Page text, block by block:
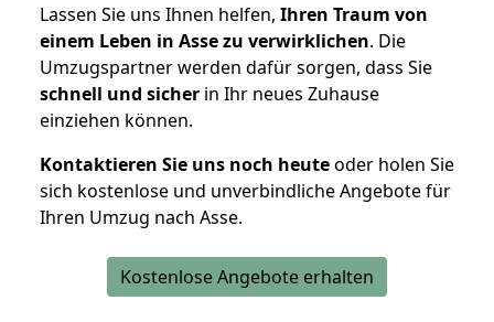
Lassen Sie uns Ihnen helfen, Ihren Traum von
einem Leben in Asse zu verwirklichen. Die
Umzugspartner werden dafür sorgen, dass Sie
schnell und sicher in Ihr neues Zuhause
einziehen können.
Kontaktieren Sie uns noch heuteoder holen Sie
sich kostenlose und unverbindliche Angebote für
Ihren Umzug nach Asse.
Kostenlose Angebote erhalten